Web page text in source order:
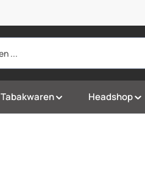
Tabakwaren Headshop